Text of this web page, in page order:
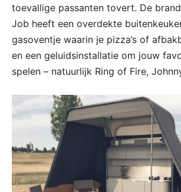
toevallige passanten tovert. De
Job heeft een overdekte
gasoventje waarin je pizza’s of
en een geluidsinstallatie om jouw
spelen – natuurlijk Ring of Fire,